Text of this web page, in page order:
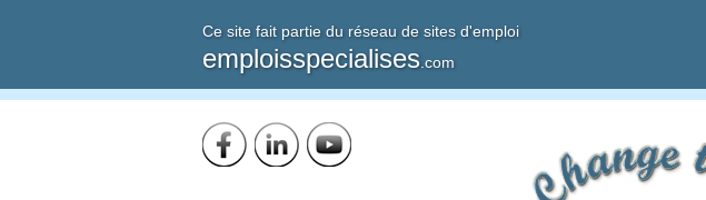
Ce site fait partie du réseau de sites d'emploi
emploisspecialises .com